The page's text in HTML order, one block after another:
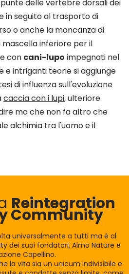
delle vertebre dorsali dei
in seguito al trasporto di
o anche la mancanza di
inferiore per il
con cani-lupo impegnati nel
e intriganti teorie si aggiunge
di influenza sull'evoluzione
caccia con i lupi, ulteriore
ma che non fa altro che
alchimia tra l'uomo e il
Reintegration
Community
universalmente a tutti ma è al
dei suoi fondatori, Almo Nature e
Capellino.
la vita sia un unicum indivisibile e